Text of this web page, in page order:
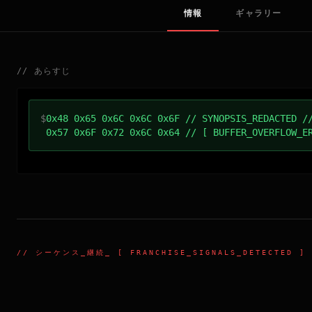
情報 ギャラリー
// あらすじ
$0x48 0x65 0x6C 0x6C 0x6F // SYNOPSIS_REDACTED
0x57 0x6F 0x72 0x6C 0x64 // [
// シーケンス_継続 _ [ FRANCHISE_SIGNALS_DETECTED ]